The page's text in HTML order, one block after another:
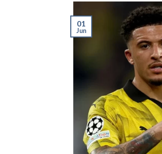
01
Jun